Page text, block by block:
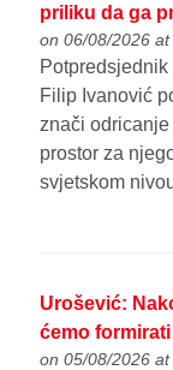
priliku da ga
on 06/08/2026
Filip Ivanović
znači
prostor za
svjetskom
Urošević:
ćemo
on 05/08/2026